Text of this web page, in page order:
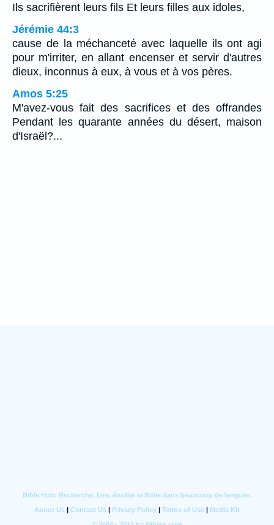
Ils sacrifièrent leurs fils Et leurs filles aux idoles,
Jérémie 44:3
cause de la méchanceté avec laquelle ils ont agi
pour m'irriter, en allant encenser et servir d'autres
dieux, inconnus à eux, à vous et à vos pères.
Amos 5:25
M'avez-vous fait des sacrifices et des offrandes
Pendant les quarante années du désert, maison
d'Israël?...